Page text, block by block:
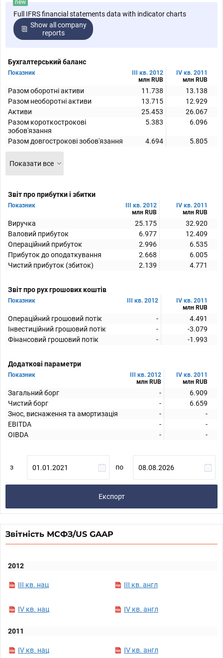
new
Full IFRS financial statements data with indicator charts
Show all company
reports
Бухгалтерський баланс
Показник
III кв. 2012
млн RUB
IV кв. 2011
млн RUB
Разом оборотні активи 11.738
13.138
Разом необоротні активи
13.715
12.929
Активи
25.453
26.067
Разом короткострокові
зобов'язання
5.383 6.096
Разом довгострокові зобов'язання 4.694 5.805
Показати все
Звіт про прибутки і збитки
Показник
III кв. 2012
млн RUB
IV кв. 2011
млн RUB
Виручка 25.175
32.920
Валовий прибуток
6.977
12.409
Операційний прибуток
2.996
6.535
Прибуток до оподаткування
2.668
6.005
Чистий прибуток (збиток)
2.139 4.771
Звіт про рух грошових коштів
Показник III кв. 2012
IV кв. 2011
млн RUB
Операційний грошовий потік -
4.491
Інвестиційний грошовий потік
-
-3.079
Фінансовий грошовий потік
- -1.993
Додаткові параметри
Показник
III кв. 2012
млн RUB
IV кв. 2011
млн RUB
Загальний борг -
6.909
Чистий борг
-
6.659
Знос, виснаження та амортизація
-
-
EBITDA
-
-
OIBDA
- -
з по
Експорт
Звітність МСФЗ/US GAAP
2012
III кв. нац III кв. англ
IV кв. нац IV кв. англ
2011
IV кв. нац IV кв. англ